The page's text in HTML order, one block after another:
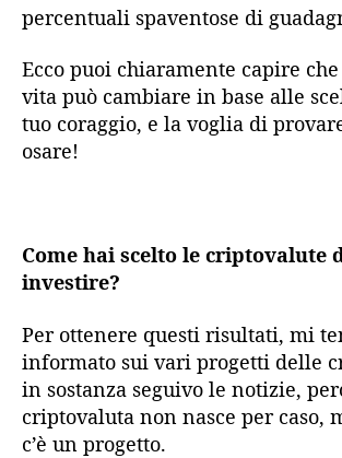
percentuali spaventose di
Ecco puoi chiaramente capire
vita può cambiare in base alle
tuo coraggio, e la voglia di
osare!
Come hai scelto le criptovalute
investire?
Per ottenere questi risultati, mi
informato sui vari progetti delle
in sostanza seguivo le notizie,
criptovaluta non nasce per caso,
c’è un progetto.